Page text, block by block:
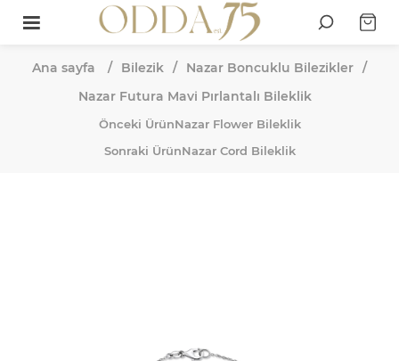
Ana sayfa / Bilezik / Nazar Boncuklu Bilezikler /
Nazar Futura Mavi Pırlantalı Bileklik
Önceki ÜrünNazar Flower Bileklik
Sonraki ÜrünNazar Cord Bileklik